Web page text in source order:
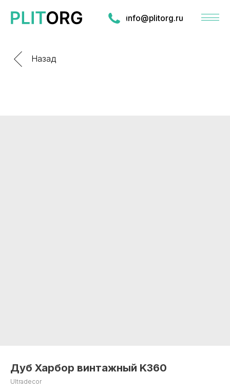
info@plitorg.ru
Назад
Дуб Харбор винтажный K360
Ultradecor